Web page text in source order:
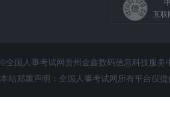
互联
©全国人事考试网贵州金鑫数码信息科技服
本站郑重声明：全国人事考试网所有平台仅